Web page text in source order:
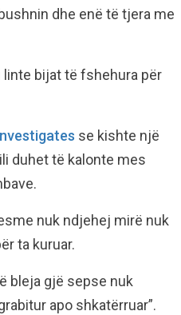
dhe enë të tjera me
bijat të fshehura për
se kishte një
duhet të kalonte mes
nuk ndjehej mirë nuk
ta kuruar.
bleja gjë sepse nuk
apo shkatërruar”.